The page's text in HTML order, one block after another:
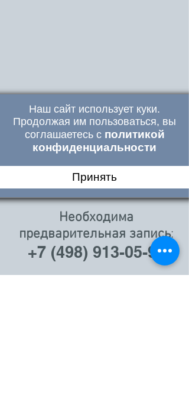
Наш сайт использует куки.
Продолжая им пользоваться, вы
соглашаетесь с политикой
конфиденциальности
Принять
Необходима
предварительная запись:
+7 (498) 913-05-90